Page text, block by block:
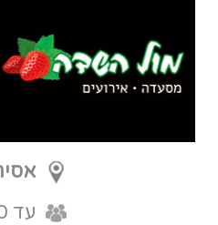
מול השדה
מתחמים
אירועים חדשני,
פרטי, פאב, סיפון
מדהימה
כשר